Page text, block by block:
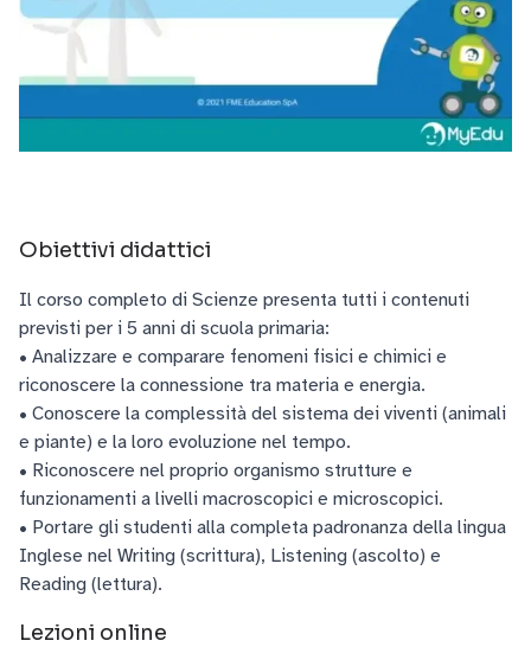
Obiettivi didattici
Il corso completo di Scienze presenta tutti i contenuti
previsti per i 5 anni di scuola primaria:
• Analizzare e comparare fenomeni fisici e chimici e
riconoscere la connessione tra materia e energia.
• Conoscere la complessità del sistema dei viventi (animali
e piante) e la loro evoluzione nel tempo.
• Riconoscere nel proprio organismo strutture e
funzionamenti a livelli macroscopici e microscopici.
• Portare gli studenti alla completa padronanza della lingua
Inglese nel Writing (scrittura), Listening (ascolto) e
Reading (lettura).
Lezioni online